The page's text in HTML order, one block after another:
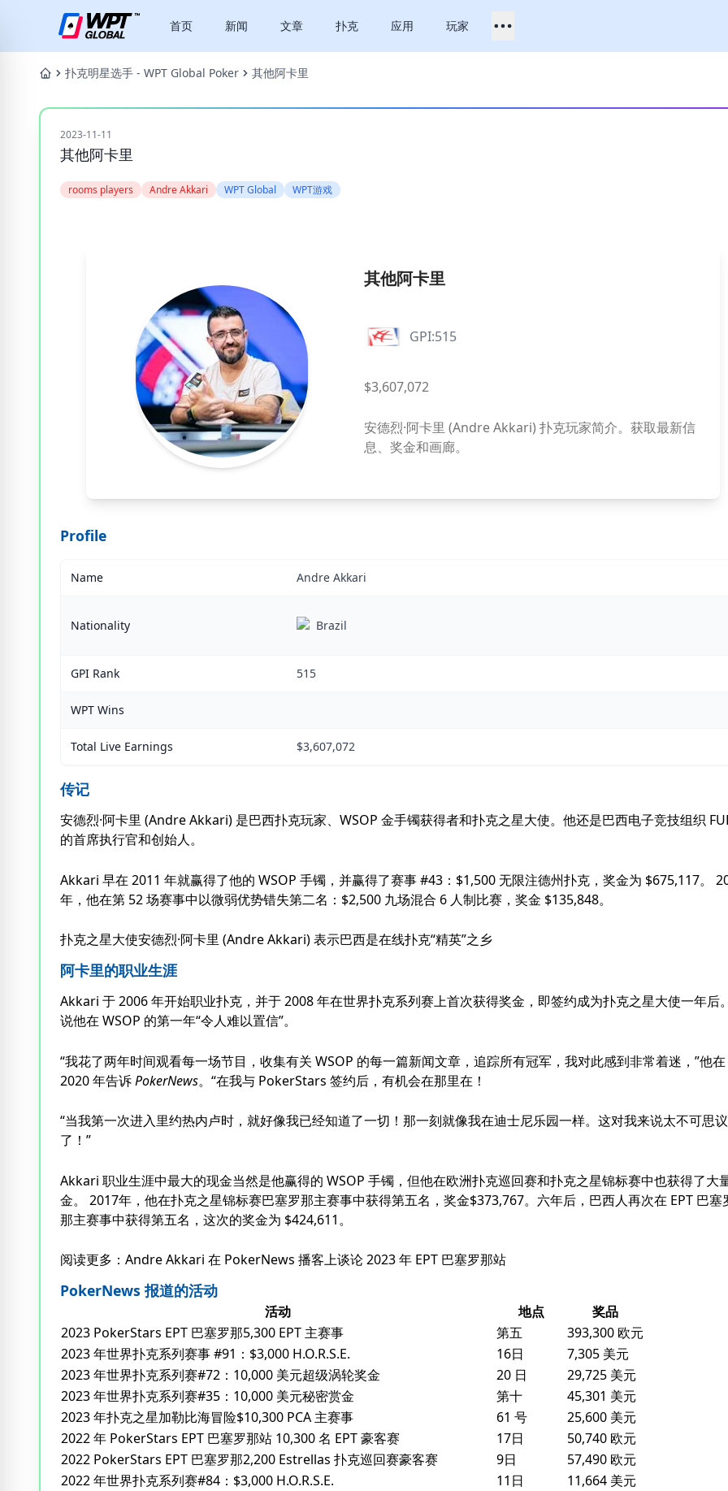
首页 新闻 文章 扑克 应用 玩家
扑克明星选手 - WPT Global Poker 其他阿卡里
2023-11-11
其他阿卡里
rooms players Andre Akkari WPT Global WPT游戏
其他阿卡里
GPI:515
$3,607,072
安德烈·阿卡里 (Andre Akkari) 扑克玩家简介。获取最新信
息、奖金和画廊。
Profile
Name Andre Akkari
Nationality Brazil
GPI Rank 515
WPT Wins
Total Live Earnings $3,607,072
传记
安德烈·阿卡里 (Andre Akkari) 是巴西扑克玩家、WSOP 金手镯获得者和扑克之星大使。他还是巴西电子竞技组织
的首席执行官和创始人。
Akkari 早在 2011 年就赢得了他的 WSOP 手镯，并赢得了赛事 #43：$1,500 无限注德州扑克，奖金为 $675,117。
年，他在第 52 场赛事中以微弱优势错失第二名：$2,500 九场混合 6 人制比赛，奖金 $135,848。
扑克之星大使安德烈·阿卡里 (Andre Akkari) 表示巴西是在线扑克“精英”之乡
阿卡里的职业生涯
Akkari 于 2006 年开始职业扑克，并于 2008 年在世界扑克系列赛上首次获得奖金，即签约成为扑克之星大使一年后
说他在 WSOP 的第一年“令人难以置信”。
“我花了两年时间观看每一场节目，收集有关 WSOP 的每一篇新闻文章，追踪所有冠军，我对此感到非常着迷，”他在
2020 年告诉PokerNews。“在我与 PokerStars 签约后，有机会在那里在！
“当我第一次进入里约热内卢时，就好像我已经知道了一切！那一刻就像我在迪士尼乐园一样。这对我来说太不可思议
了！”
Akkari 职业生涯中最大的现金当然是他赢得的 WSOP 手镯，但他在欧洲扑克巡回赛和扑克之星锦标赛中也获得了大
金。 2017年，他在扑克之星锦标赛巴塞罗那主赛事中获得第五名，奖金$373,767。六年后，巴西人再次在 EPT 巴塞
那主赛事中获得第五名，这次的奖金为 $424,611。
阅读更多：Andre Akkari 在 PokerNews 播客上谈论 2023 年 EPT 巴塞罗那站
PokerNews 报道的活动
活动 地点
奖品
2023 PokerStars EPT 巴塞罗那5,300 EPT 主赛事
第五
393,300 欧元
2023 年世界扑克系列赛事 #91：$3,000 H.O.R.S.E.
16日
7,305 美元
2023 年世界扑克系列赛#72：10,000 美元超级涡轮奖金
20 日
29,725 美元
2023 年世界扑克系列赛#35：10,000 美元秘密赏金
第十
45,301 美元
2023 年扑克之星加勒比海冒险$10,300 PCA 主赛事
61 号
25,600 美元
2022 年 PokerStars EPT 巴塞罗那站 10,300 名 EPT 豪客赛
17日
50,740 欧元
2022 PokerStars EPT 巴塞罗那2,200 Estrellas 扑克巡回赛豪客赛
9日
57,490 欧元
2022 年世界扑克系列赛#84：$3,000 H.O.R.S.E.
11日
11,664 美元